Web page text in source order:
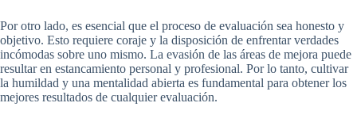
Por otro lado, es esencial que el proceso de evaluación sea honesto y
objetivo. Esto requiere coraje y la disposición de enfrentar verdades
incómodas sobre uno mismo. La evasión de las áreas de mejora puede
resultar en estancamiento personal y profesional. Por lo tanto, cultivar
la humildad y una mentalidad abierta es fundamental para obtener los
mejores resultados de cualquier evaluación.